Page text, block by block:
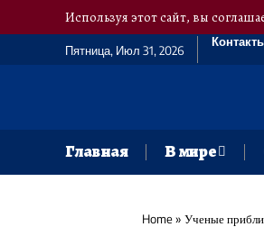
Используя этот сайт, вы
Пятница, Июл 31, 2026
Главная В мире
Home» Ученые